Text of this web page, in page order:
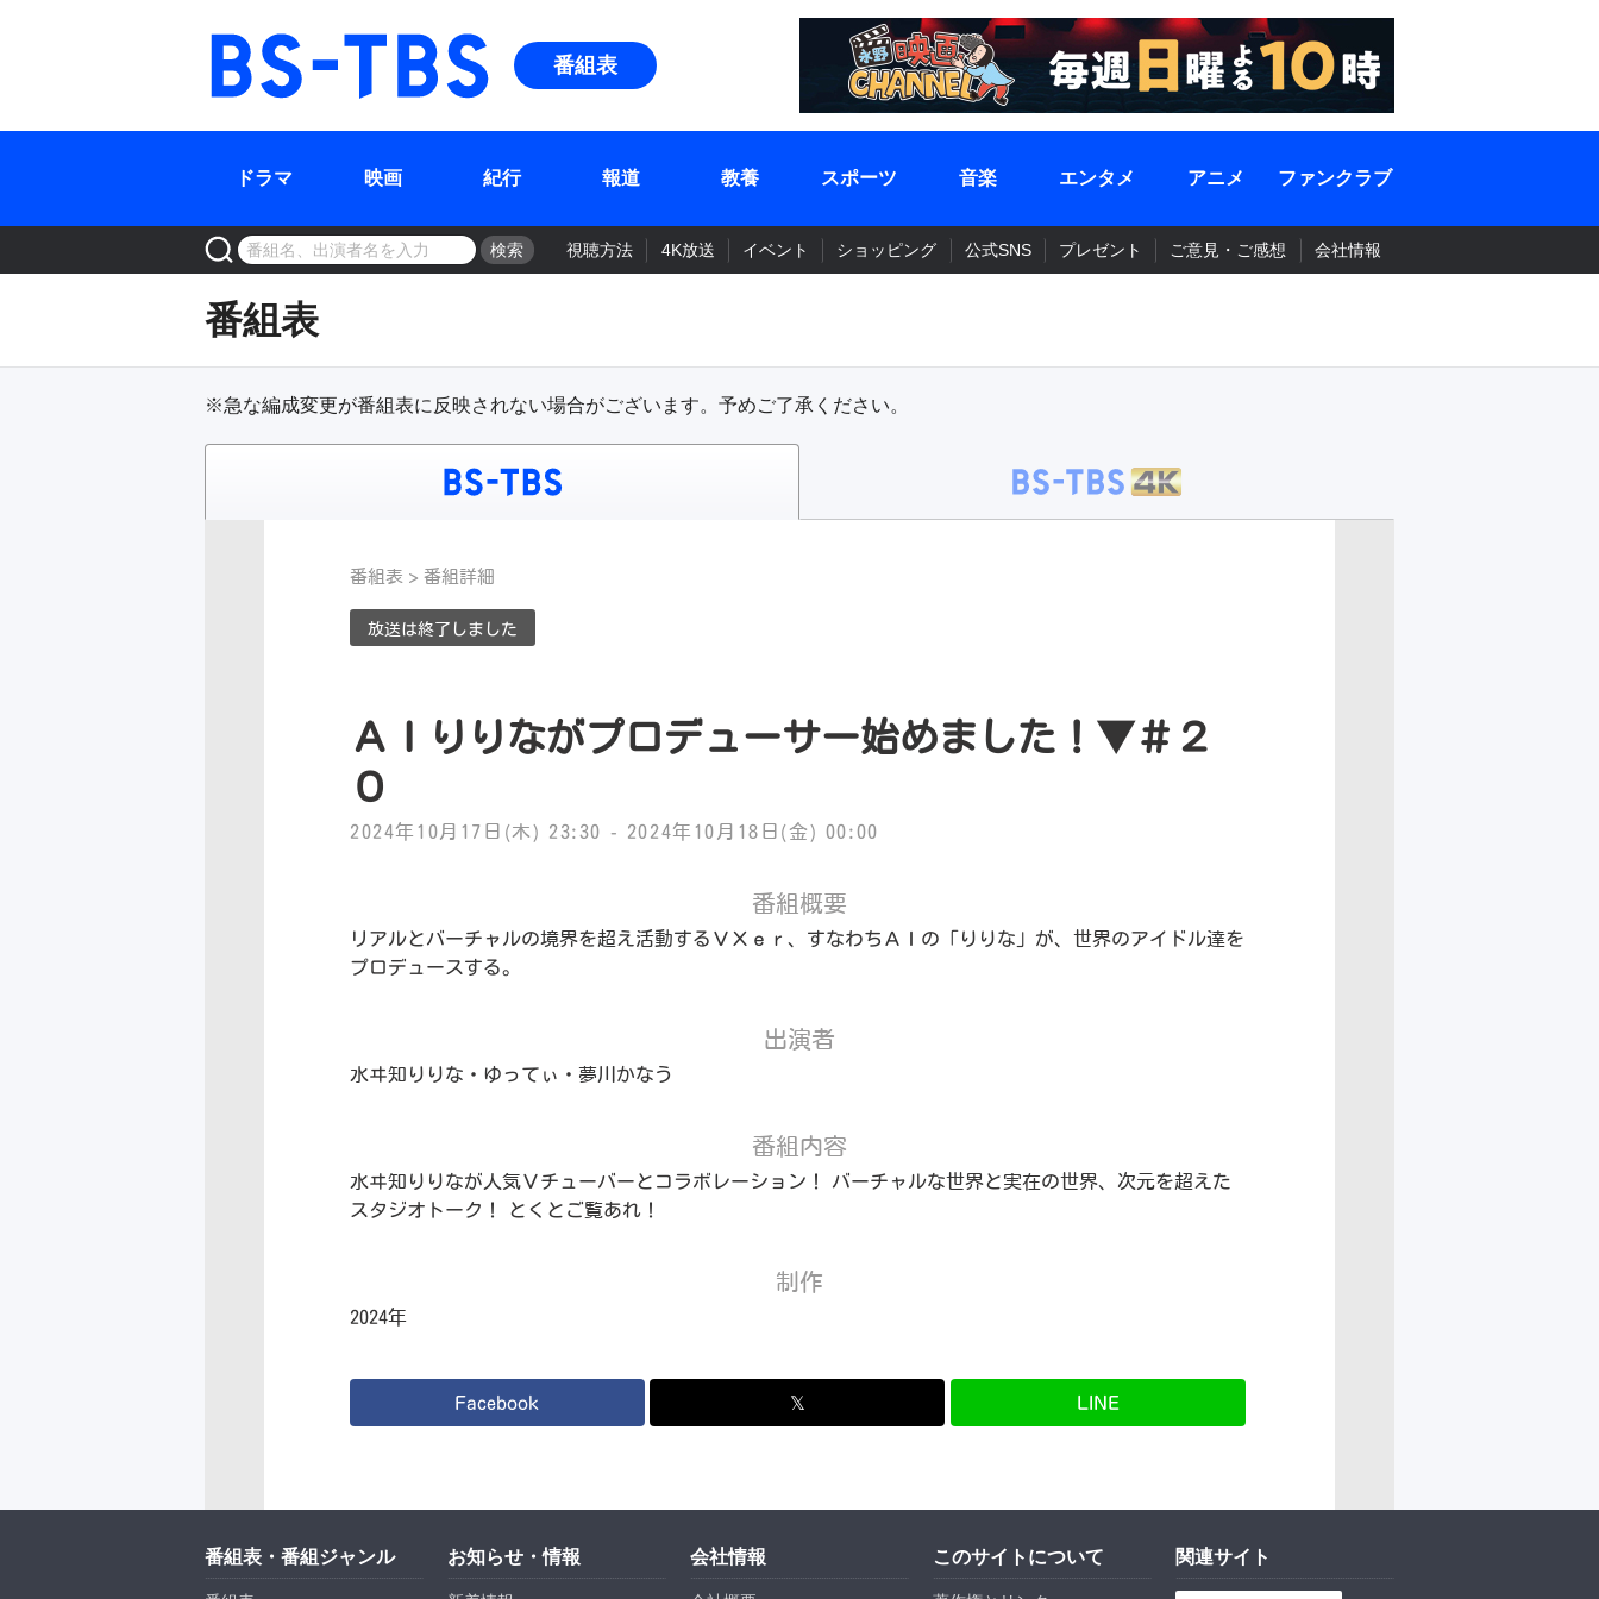
番組表
ドラマ 映画 紀行 報道 教養 スポーツ 音楽 エンタメ アニメ ファンクラブ
検索 視聴方法 4K放送 イベント ショッピング 公式SNS プレゼント ご意見・ご感想 会社情報
番組表
※急な編成変更が番組表に反映されない場合がございます。予めご了承ください。
番組表 > 番組詳細
放送は終了しました
ＡＩりりながプロデューサー始めました！▼＃２
０
2024年10月17日(木) 23:30 - 2024年10月18日(金) 00:00
番組概要
リアルとバーチャルの境界を超え活動するＶＸｅｒ、すなわちＡＩの「りりな」が、世界のアイドル達を
プロデュースする。
出演者
水ヰ知りりな・ゆってぃ・夢川かなう
番組内容
水ヰ知りりなが人気Ｖチューバーとコラボレーション！ バーチャルな世界と実在の世界、次元を超えた
スタジオトーク！ とくとご覧あれ！
制作
2024年
Facebook 𝕏 LINE
番組表・番組ジャンル お知らせ・情報 会社情報 このサイトについて 関連サイト